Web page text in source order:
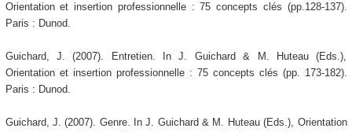
Orientation et insertion professionnelle : 75 concepts clés (pp.128-137).
Paris : Dunod.
Guichard, J. (2007). Entretien. In J. Guichard & M. Huteau (Eds.),
Orientation et insertion professionnelle : 75 concepts clés (pp. 173-182).
Paris : Dunod.
Guichard, J. (2007). Genre. In J. Guichard & M. Huteau (Eds.), Orientation